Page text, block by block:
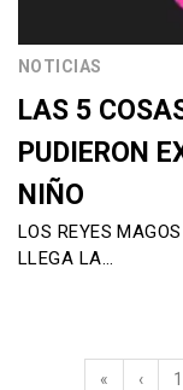
NOTICIAS
LAS 5
PUDIERON
NIÑO
LOS REYES
LLEGA LA…
« ‹